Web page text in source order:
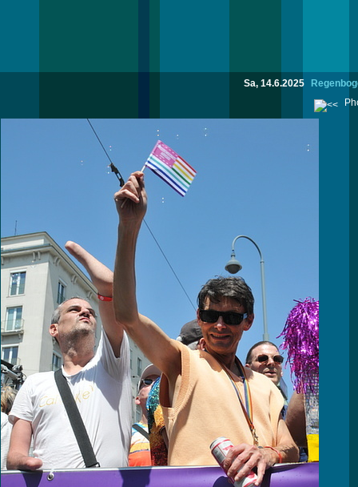
Sa, 14.6.2025